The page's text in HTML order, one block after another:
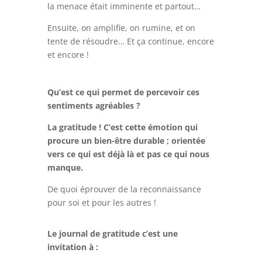
la menace était imminente et partout…
Ensuite, on amplifie, on rumine, et on
tente de résoudre… Et ça continue, encore
et encore !
Qu’est ce qui permet de percevoir ces
sentiments agréables ?
La gratitude ! C’est cette émotion qui
procure un bien-être durable ; orientée
vers ce qui est déjà là et pas ce qui nous
manque.
De quoi éprouver de la reconnaissance
pour soi et pour les autres !
Le journal de gratitude c’est une
invitation à :